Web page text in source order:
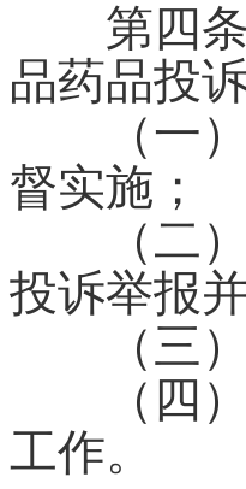
第四条
品药品投
（一）
督实施；
（二）
投诉举报
（三）
（四）
工作。